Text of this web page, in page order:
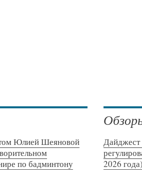
Юлией Шеяновой
по бадминтону
Дайджест
2026